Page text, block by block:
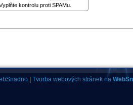
kontrolu proti SPAMu.
Tvorba webových stránek na